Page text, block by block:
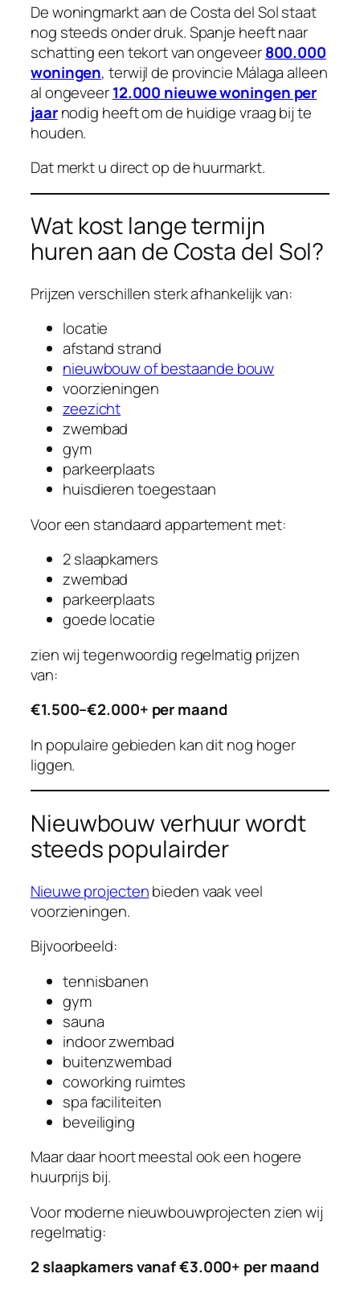
De woningmarkt aan de Costa del Sol staat
nog steeds onder druk. Spanje heeft naar
schatting een tekort van ongeveer800.000
woningen, terwijl de provincie Málaga alleen
al ongeveer12.000 nieuwe woningen per
jaarnodig heeft om de huidige vraag bij te
houden.
Dat merkt u direct op de huurmarkt.
Wat kost lange termijn
huren aan de Costa del Sol?
Prijzen verschillen sterk afhankelijk van:
locatie
afstand strand
nieuwbouw of bestaande bouw
voorzieningen
zeezicht
zwembad
gym
parkeerplaats
huisdieren toegestaan
Voor een standaard appartement met:
2 slaapkamers
zwembad
parkeerplaats
goede locatie
zien wij tegenwoordig regelmatig prijzen
van:
€1.500–€2.000+ per maand
In populaire gebieden kan dit nog hoger
liggen.
Nieuwbouw verhuur wordt
steeds populairder
Nieuwe projectenbieden vaak veel
voorzieningen.
Bijvoorbeeld:
tennisbanen
gym
sauna
indoor zwembad
buitenzwembad
coworking ruimtes
spa faciliteiten
beveiliging
Maar daar hoort meestal ook een hogere
huurprijs bij.
Voor moderne nieuwbouwprojecten zien wij
regelmatig:
2 slaapkamers vanaf €3.000+ per maand